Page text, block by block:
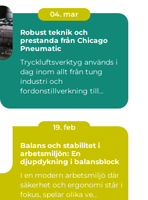
04. mar
Robust teknik och
prestanda från Chicago
Pneumatic
Tryckluftsverktyg används i
dag inom allt från tung
industri och
fordonstillverkning till...
19. feb
Balans och stabilitet i
arbetsmiljön: En
djupdykning i balansblock
I en modern arbetsmiljö där
säkerhet och ergonomi står i
fokus, spelar olika ve...